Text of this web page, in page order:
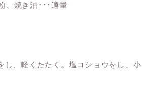
、焼き油･･･適量
し、軽くたたく。塩コショウをし、小